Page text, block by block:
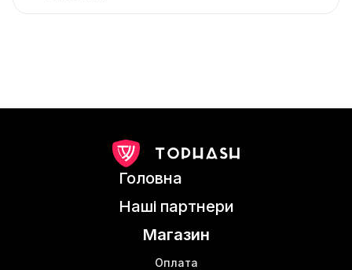
Головна
Наші партнери
Магазин
Оплата